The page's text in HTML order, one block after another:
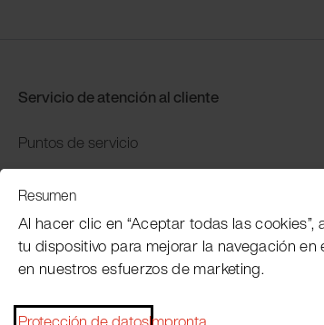
Servicio de atención al cliente
Puntos de servicio
Distributors
Garantía y devolución
Pago y envío
Resumen
Al hacer clic en “Aceptar todas las
tu dispositivo para mejorar la navegación
en nuestros esfuerzos de marketing.